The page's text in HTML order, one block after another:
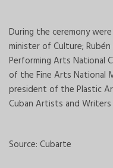
During the ceremony
minister of Culture;
Performing Arts National
of the Fine Arts National
president of the Plastic
Cuban Artists and Writers
Source: Cubarte